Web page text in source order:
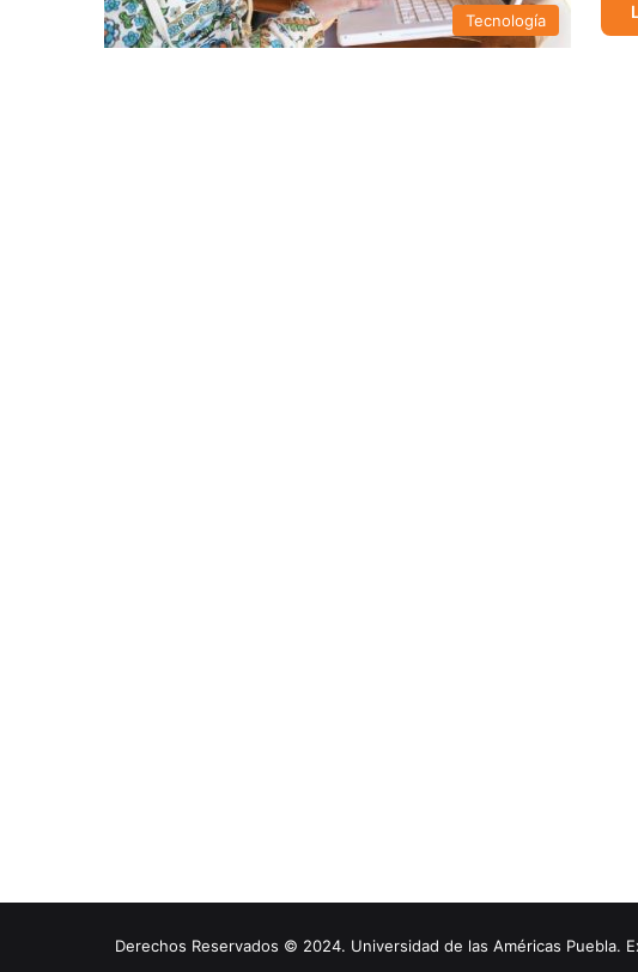
Tecnología
Derechos Reservados © 2024. Universidad de las Américas Puebla.